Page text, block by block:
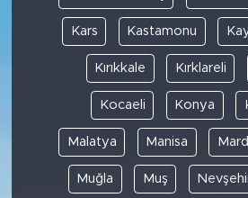
Kars Kastamonu
Kırıkkale Kırklareli
Kocaeli Konya
Malatya Manisa
Muğla Muş